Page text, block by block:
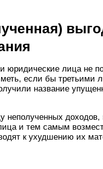
юридические лица не
если бы третьими
название
неполученных доходов,
и тем самым
к ухудшению их